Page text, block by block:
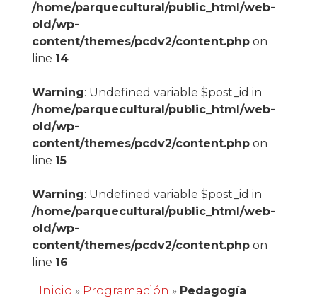
/home/parquecultural/public_html/web-
old/wp-
content/themes/pcdv2/content.phpon
line 14
Warning: Undefined variable $post_id in
/home/parquecultural/public_html/web-
old/wp-
content/themes/pcdv2/content.phpon
line 15
Warning: Undefined variable $post_id in
/home/parquecultural/public_html/web-
old/wp-
content/themes/pcdv2/content.phpon
line 16
Inicio » Programación » Pedagogía